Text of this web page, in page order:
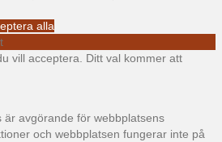
alla
vill acceptera. Ditt val kommer att
är avgörande för webbplatsens
och webbplatsen fungerar inte på